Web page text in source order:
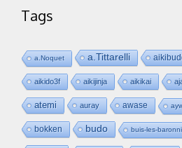
Tags
a.Noquet a.Tittarelli
aikido3f aikijinja aikikai
atemi auray awase
bokken budo buis-les-